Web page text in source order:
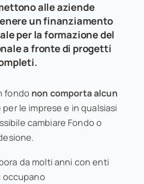
alle aziende
un finanziamento
per la formazione del
a fronte di progetti
fondo non comporta alcun
le imprese e in qualsiasi
cambiare Fondo o
da molti anni con enti
occupano